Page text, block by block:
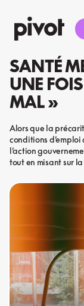
au
contenu
SANTÉ
UNE
MAL »
Alors que la
conditions
l’action
tout en misant sur